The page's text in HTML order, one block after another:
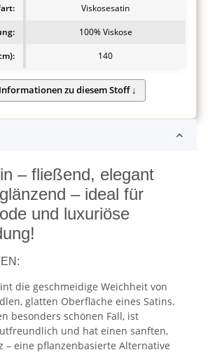
Viskosesatin
100% Viskose
140
– fließend, elegant
– ideal für
und luxuriöse
die geschmeidige Weichheit von
glatten Oberfläche eines Satins.
besonders schönen Fall, ist
und hat einen sanften,
– eine pflanzenbasierte Alternative